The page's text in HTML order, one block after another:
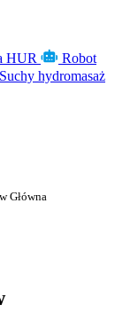
HUR
Robot
Suchy hydromasaż
w Główna